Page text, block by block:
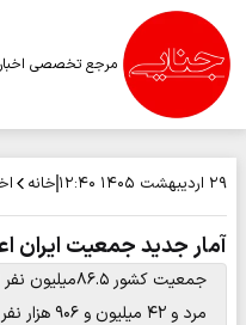
مرجع تخصصی
۲۹ اردیبهشت ۱۴۰۵ ۱۲:۴۰ خانه
آمار جدید جمعیت ایران
مرد و ۴۲ میلیون و ۹۰۶ هزار نفر زن هستند.